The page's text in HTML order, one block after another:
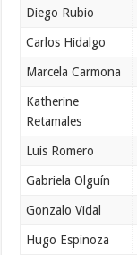
Diego Rubio
Carlos Hidalgo
Marcela Carmona
Katherine
Retamales
Luis Romero
Gabriela Olguín
Gonzalo Vidal
Hugo Espinoza